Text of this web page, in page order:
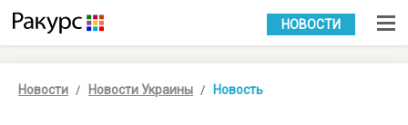
УКР РУС
НОВОСТИ
Новости Новости Украины Новость